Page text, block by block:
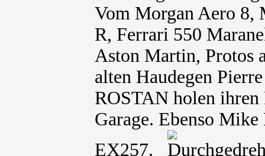
Vom Morgan Aero 8,
R, Ferrari 550
Aston Martin, Protos
alten Haudegen
ROSTAN holen ihren
Garage. Ebenso
EX257.